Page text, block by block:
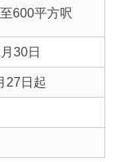
600平方呎
30日
27日起